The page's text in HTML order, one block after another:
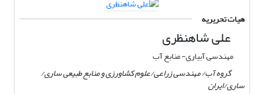
هیات تحریریه
علی شاهنظری
مهندسی آبیاری- منابع آب
گروه آب/ مهندسی زراعی/علوم کشاورزی و منابع طبیعی ساری/
ساری/ایران